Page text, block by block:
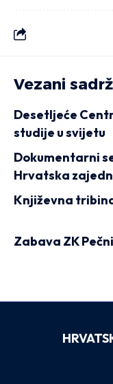
Vezani
Desetljeće
studije u svijetu
Dokumentarni
Hrvatska
Književna
Zabava ZK